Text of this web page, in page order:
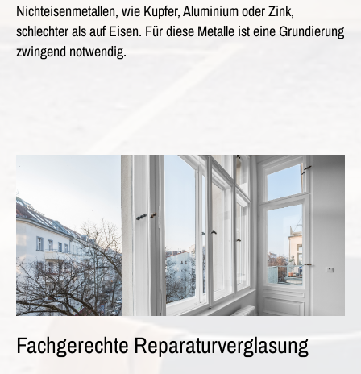
Nichteisenmetallen, wie Kupfer, Aluminium oder Zink,
schlechter als auf Eisen. Für diese Metalle ist eine Grundierung
zwingend notwendig.
Fachgerechte Reparaturverglasung